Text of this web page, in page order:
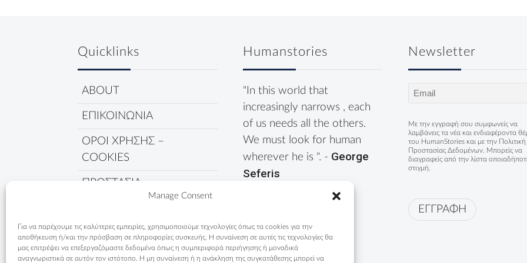
Manage Consent
Για να παρέχουμε τις καλύτερες εμπειρίες, χρησιμοποιούμε τεχνολογίες όπως τα cookies για την
αποθήκευση ή/και την πρόσβαση σε πληροφορίες συσκευής. Η συναίνεση σε αυτές τις τεχνολογίες θα
μας επιτρέψει να επεξεργαζόμαστε δεδομένα όπως η συμπεριφορά περιήγησης ή μοναδικά
αναγνωριστικά σε αυτόν τον ιστότοπο. Η μη συναίνεση ή η ανάκληση της συγκατάθεσης μπορεί να
Quicklinks
ABOUT
ΕΠΙΚΟΙΝΩΝΙΑ
ΟΡΟΙ ΧΡΗΣΗΣ –
COOKIES
ΠΡΟΣΤΑΣΙΑ
ΔΕΔΟΜΕΝΩΝ
ΠΟΛΙΤΙΚΗ COOKIES
Humanstories
"In this world that
increasingly narrows , each
of us needs all the others.
We must look for human
wherever he is ". - George
Seferis
Newsletter
Email(Required)
Με την εγγραφή σου συμφωνείς να
λαμβάνεις τα νέα και ενδιαφέροντα
του HumanStories και με την
Πολιτική
Προστασίας Δεδομένων. Μπορείς να
διαγραφείς από την λίστα
στιγμή.
ΕΓΓΡΑΦΗ